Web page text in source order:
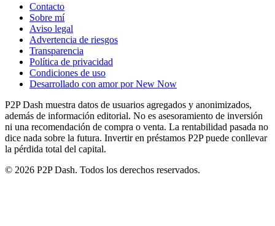
Contacto
Sobre mí
Aviso legal
Advertencia de riesgos
Transparencia
Política de privacidad
Condiciones de uso
Desarrollado con amor por New Now
P2P Dash muestra datos de usuarios agregados y anonimizados,
además de información editorial. No es asesoramiento de inversión
ni una recomendación de compra o venta. La rentabilidad pasada no
dice nada sobre la futura. Invertir en préstamos P2P puede conllevar
la pérdida total del capital.
© 2026 P2P Dash. Todos los derechos reservados.